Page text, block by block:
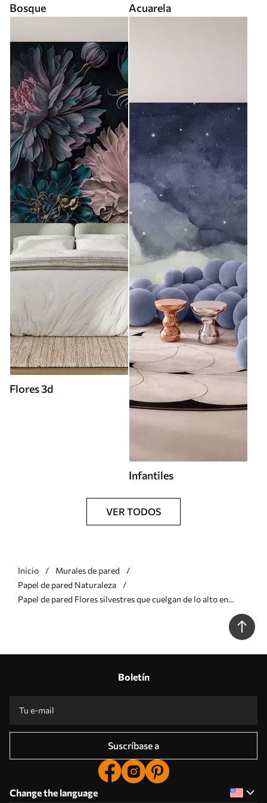
Bosque Acuarela
Flores 3d
Infantiles
VER TODOS
Inicio
Murales de pared
Papel de pared Naturaleza
Papel de pared Flores silvestres que cuelgan de lo alto en
Boletín
Suscríbase a
Change the language